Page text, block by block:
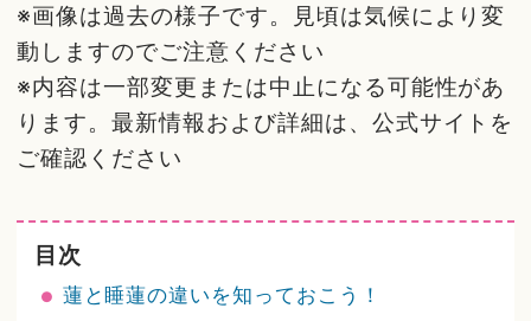
※画像は過去の様子です。見頃は気候により変
動しますのでご注意ください
※内容は一部変更または中止になる可能性があ
ります。最新情報および詳細は、公式サイトを
ご確認ください
目次
蓮と睡蓮の違いを知っておこう！